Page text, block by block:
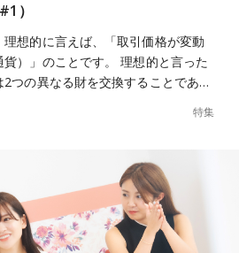
）
想的に言えば、「取引価格が変動
）」のことです。 理想的と言った
つの異なる財を交換することであ…
特集